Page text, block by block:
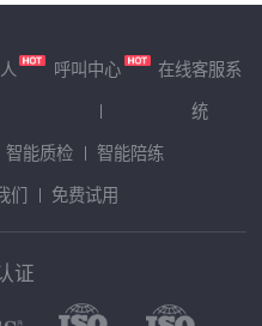
呼叫中心
在线客服系
统
智能质检
智能陪练
们 免费试用
证